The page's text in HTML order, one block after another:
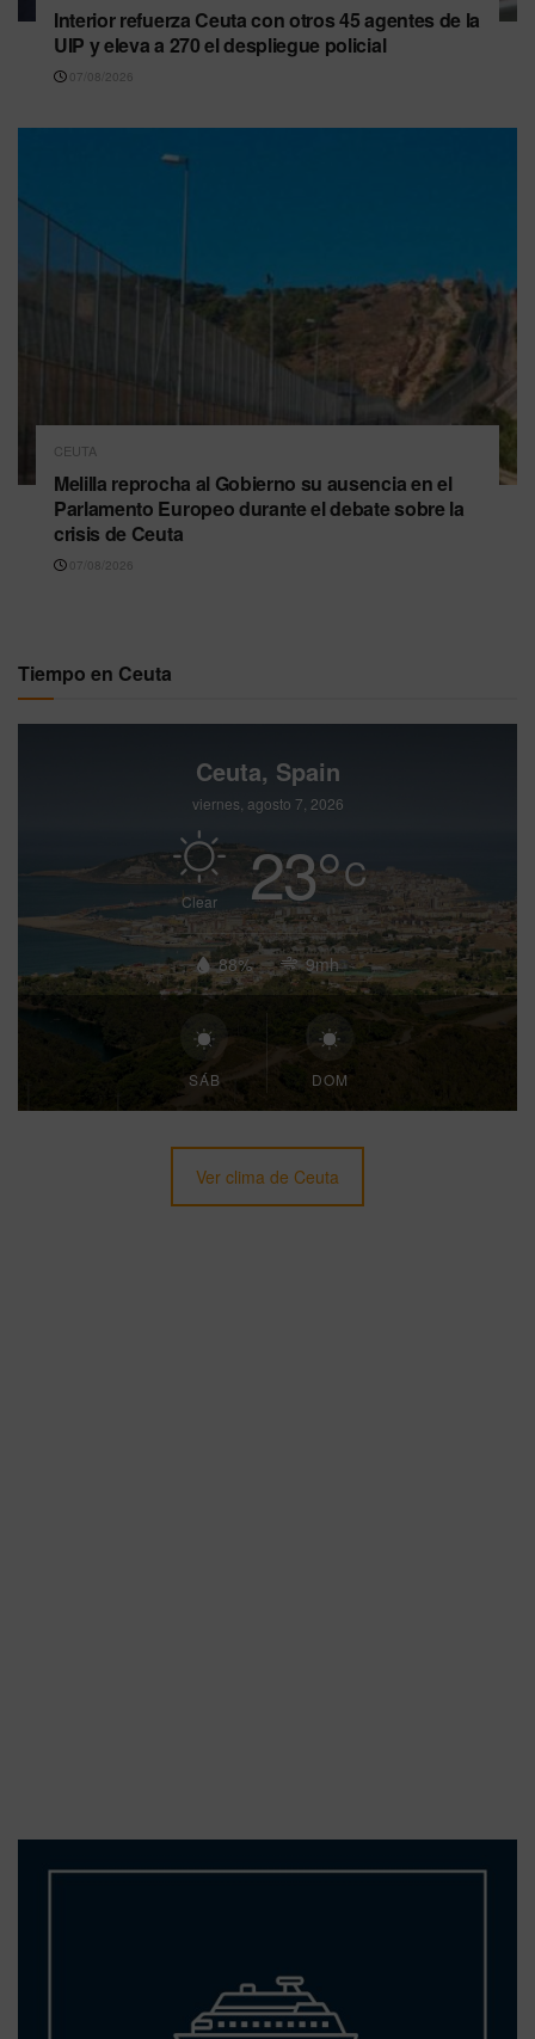
Interior refuerza Ceuta con otros 45 agentes de la
UIP y eleva a 270 el despliegue policial
07/08/2026
CEUTA
Melilla reprocha al Gobierno su ausencia en el
Parlamento Europeo durante el debate sobre la
crisis de Ceuta
07/08/2026
Tiempo en Ceuta
Ceuta, Spain
viernes, agosto 7, 2026
Clear 23°C
88% 9mh
SÁB DOM
Ver clima de Ceuta